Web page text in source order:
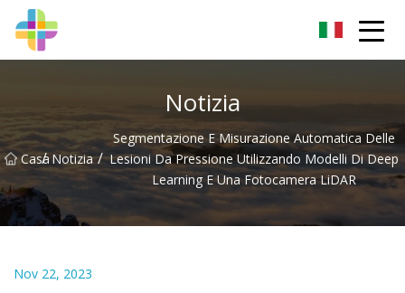
Notizia
Casa
/ Notizia /
Segmentazione E Misurazione Automatica Delle
Lesioni Da Pressione Utilizzando Modelli Di Deep
Learning E Una Fotocamera LiDAR
Nov 22, 2023